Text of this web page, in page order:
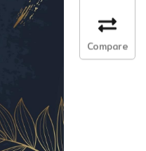
Compare